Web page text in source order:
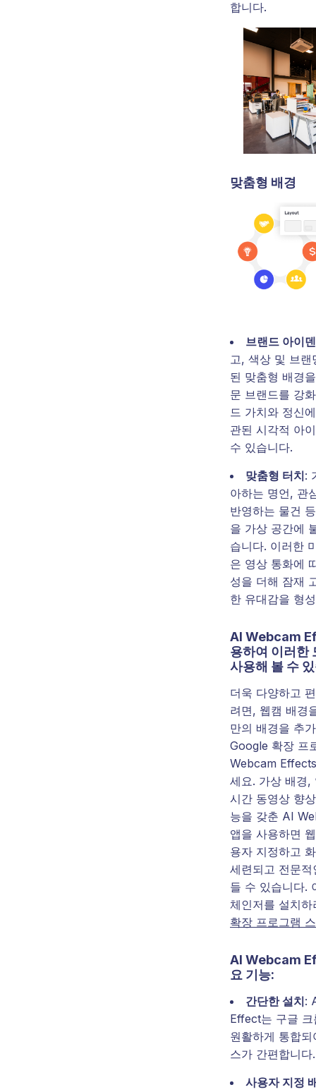
합니다.
맞춤형 배경
브랜드 아이
고, 색상 및 브랜
된 맞춤형 배경
문 브랜드를 강
드 가치와 정신
관된 시각적 아
수 있습니다.
맞춤형 터치:
아하는 명언, 관
반영하는 물건
을 가상 공간에
습니다. 이러한
은 영상 통화에
성을 더해 잠재
한 유대감을 형
AI Webcam
용하여 이러한
사용해 볼 수
더욱 다양하고
려면, 웹캠 배경
만의 배경을 추
Google 확장 프
Webcam
세요. 가상 배경,
시간 동영상 향
능을 갖춘 AI
앱을 사용하면
용자 지정하고
세련되고 전문
들 수 있습니다.
체인저를 설치
확장 프로그램
AI Webcam
요 기능:
간단한 설치:
Effect는 구글
원활하게 통합
스가 간편합니다.
사용자 지정